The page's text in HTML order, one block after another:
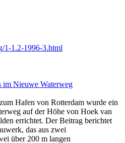
1-1.2-1996-3.html
im Nieuwe Waterweg
Hafen von Rotterdam wurde ein
auf der Höhe von Hoek van
errichtet. Der Beitrag berichtet
das aus zwei
über 200 m langen